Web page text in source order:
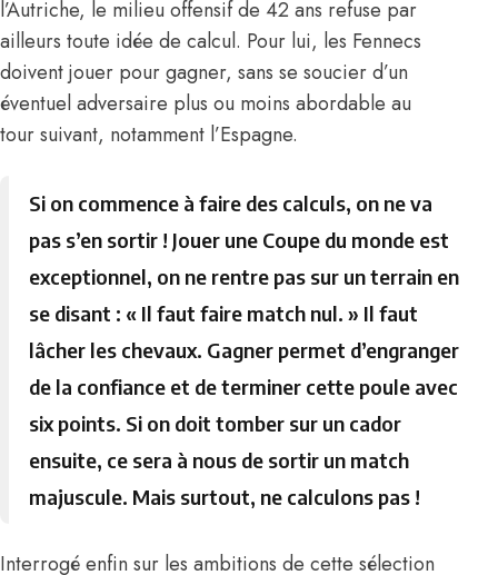
l’Autriche, le milieu offensif de 42 ans refuse par
ailleurs toute idée de calcul. Pour lui, les Fennecs
doivent jouer pour gagner, sans se soucier d’un
éventuel adversaire plus ou moins abordable au
tour suivant, notamment l’Espagne.
Si on commence à faire des calculs, on ne va
pas s’en sortir ! Jouer une Coupe du monde est
exceptionnel, on ne rentre pas sur un terrain en
se disant : « Il faut faire match nul. » Il faut
lâcher les chevaux. Gagner permet d’engranger
de la confiance et de terminer cette poule avec
six points. Si on doit tomber sur un cador
ensuite, ce sera à nous de sortir un match
majuscule. Mais surtout, ne calculons pas !
Interrogé enfin sur les ambitions de cette sélection